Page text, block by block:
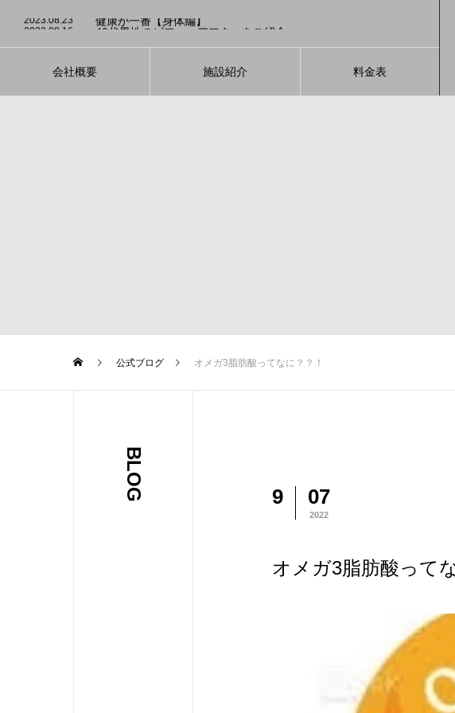
会社概要 施設紹介 料金表
2023.08.16 40代男性のビフォーアフターをご紹介
2023.08.4 適切な睡眠を心がけて【ダイエット】
2023.08.23 健康が一番【身体編】
公式ブログ オメガ3脂肪酸ってなに？？！
BLOG 9 07
2022
オメガ3脂肪酸って